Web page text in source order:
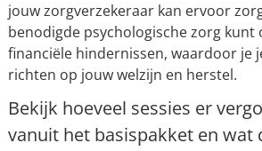
jouw zorgverzekeraar kan ervoor
benodigde psychologische zorg
financiële hindernissen, waardoor je
richten op jouw welzijn en herstel.
Bekijk hoeveel sessies er
vanuit het basispakket en wat